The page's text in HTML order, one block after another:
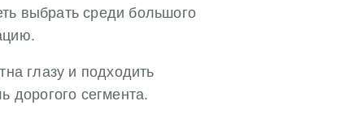
выбрать среди большого
глазу и подходить
дорогого сегмента.